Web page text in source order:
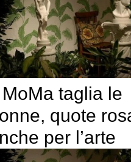
MoMa taglia le
quote
per l’arte